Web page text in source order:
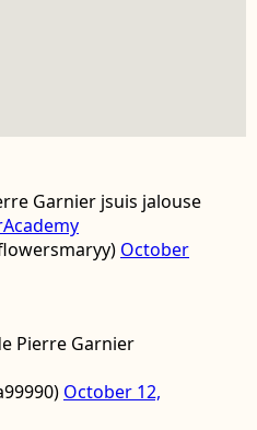
Garnier jsuis jalouse
October
Pierre Garnier
October 12,